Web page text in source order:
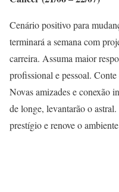
Cenário positivo para
terminará a semana com
carreira. Assuma maior
profissional e pessoal.
Novas amizades e conexão
de longe, levantarão o
prestígio e renove o